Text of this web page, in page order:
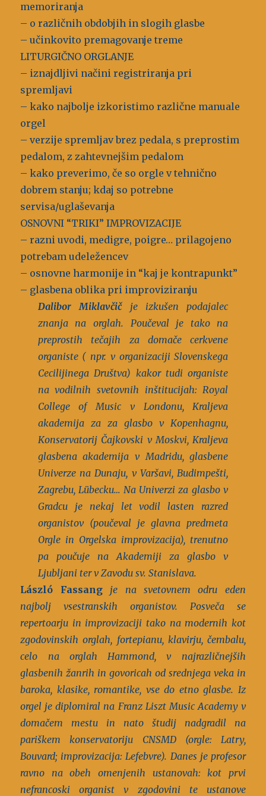
memoriranja
– o različnih obdobjih in slogih glasbe
– učinkovito premagovanje treme
LITURGIČNO ORGLANJE
– iznajdljivi načini registriranja pri
spremljavi
– kako najbolje izkoristimo različne manuale
orgel
– verzije spremljav brez pedala, s preprostim
pedalom, z zahtevnejšim pedalom
– kako preverimo, če so orgle v tehnično
dobrem stanju; kdaj so potrebne
servisa/uglaševanja
OSNOVNI “TRIKI” IMPROVIZACIJE
– razni uvodi, medigre, poigre… prilagojeno
potrebam udeležencev
– osnovne harmonije in “kaj je kontrapunkt”
– glasbena oblika pri improviziranju
Dalibor Miklavčičje izkušen podajalec
znanja na orglah. Poučeval je tako na
preprostih tečajih za domače cerkvene
organiste ( npr. v organizaciji Slovenskega
Cecilijinega Društva) kakor tudi organiste
na vodilnih svetovnih inštitucijah: Royal
College of Music v Londonu, Kraljeva
akademija za za glasbo v Kopenhagnu,
Konservatorij Čajkovski v Moskvi, Kraljeva
glasbena akademija v Madridu, glasbene
Univerze na Dunaju, v Varšavi, Budimpešti,
Zagrebu, Lübecku… Na Univerzi za glasbo v
Gradcu je nekaj let vodil lasten razred
organistov (poučeval je glavna predmeta
Orgle in Orgelska improvizacija), trenutno
pa poučuje na Akademiji za glasbo v
Ljubljani ter v Zavodu sv. Stanislava.
László Fassang je na svetovnem odru eden
najbolj vsestranskih organistov. Posveča se
repertoarju in improvizaciji tako na modernih kot
zgodovinskih orglah, fortepianu, klavirju, čembalu,
celo na orglah Hammond, v najrazličnejših
glasbenih žanrih in govoricah od srednjega veka in
baroka, klasike, romantike, vse do etno glasbe. Iz
orgel je diplomiral na Franz Liszt Music Academy v
domačem mestu in nato študij nadgradil na
pariškem konservatoriju CNSMD (orgle: Latry,
Bouvard; improvizacija: Lefebvre). Danes je profesor
ravno na obeh omenjenih ustanovah: kot prvi
nefrancoski organist v zgodovini te ustanove